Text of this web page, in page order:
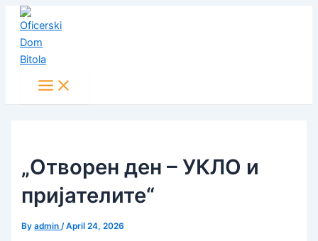
Skip
content
„Отворен ден – УКЛО и
пријателите“
Byadmin/April 24, 2026
Post
navigation